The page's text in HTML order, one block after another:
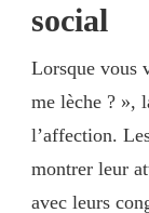
social
Lorsque vous
me lèche ? »,
l’affection.
montrer leur
avec leurs